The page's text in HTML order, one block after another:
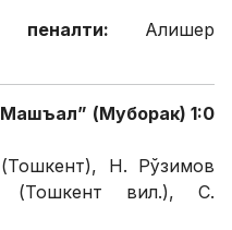
пеналти: Алишер
(Муборак) 1:0
Н. Рўзимов
(Тошкент вил.), С.